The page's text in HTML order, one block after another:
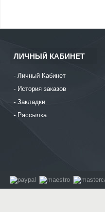
ЛИЧНЫЙ КАБИНЕТ
Личный Кабинет
История заказов
Закладки
Рассылка